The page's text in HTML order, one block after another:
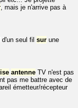
, mais je n'arrive pas à
d'un seul fil sur une
antenne TV n'est pas
pas me battre avec de
émetteur/récepteur